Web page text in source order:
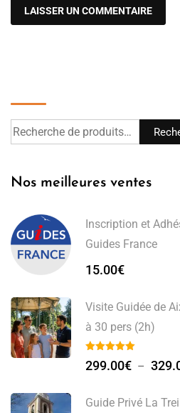
Nos meilleures ventes
Inscription et
Guides France
15.00€
Visite Guidée de
à 30 pers (2h)
299.00€ –
Guide Privé La